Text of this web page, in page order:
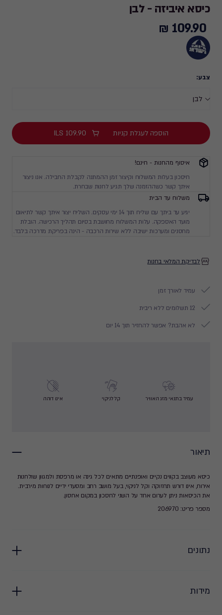
כיסא איביזה - לבן
109.90
₪
109.90 ₪
צבע:
הוספה לעגלת קניות ILS 109.90
איסוף מהחנות - חינם!
חיסכון בעלות המשלוח וקיצור זמן ההמתנה לקבלת החבילה. אנו ניצור
איתך קשר כשההזמנה שלך תגיע לחנות שבחרת.
משלוח עד הבית
יגיע עד ביתך עם שליח תוך 14 ימי עסקים. השליח יצור איתך קשר לתיאום
מועד האספקה. עלות המשלוח מחושבת בסיום תהליך הרכישה. הובלת
מחסנים ומערכות ישיבה ללא שירות הרכבה - הינה בפריקת מדרכה בלבד.
לבדיקת המלאי בחנות
עמיד לאורך זמן
12 תשלומים ללא ריבית
לא אהבת? אפשר להחזיר תוך 14 יום
עמיד בתנאי מזג האוויר קל לניקוי אינו דוהה
תיאור
כיסא מעוצב בקווים נקיים ואופנתיים מתאים לכל גינה או מרפסת ולמגוון שולחנות
אירוח, אינו דורש תחזוקה וקל לניקוי, בעל מושב רחב ומסעדי ידיים לנוחות מירבית.
את הכיסאות ניתן לערום אחד על השני לחסכון במקום אחסון.
מספר פריט: 206970
נתונים
מידות